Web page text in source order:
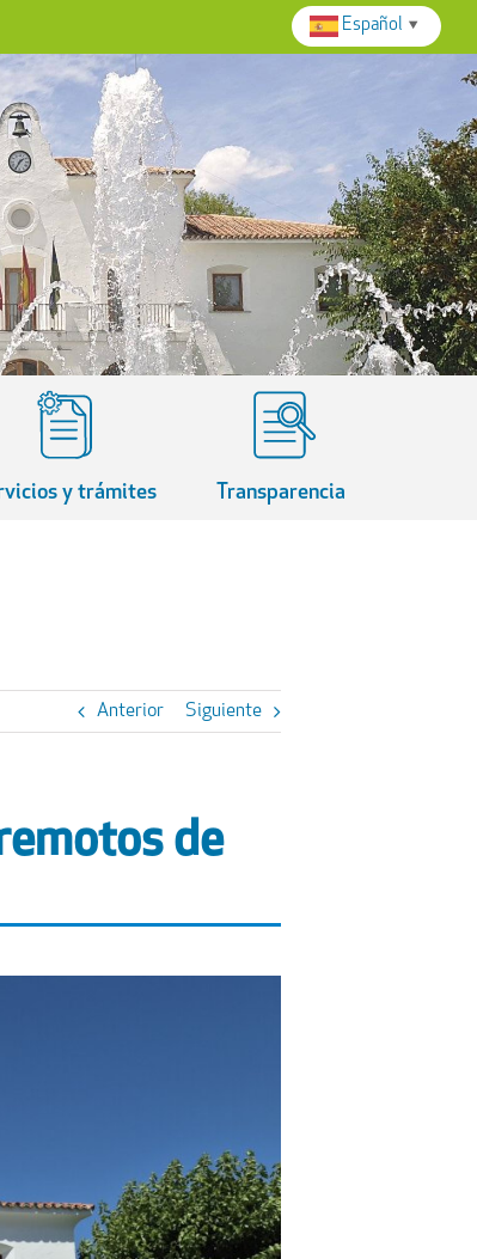
y trámites Transparencia
Anterior Siguiente
de
Español ▼